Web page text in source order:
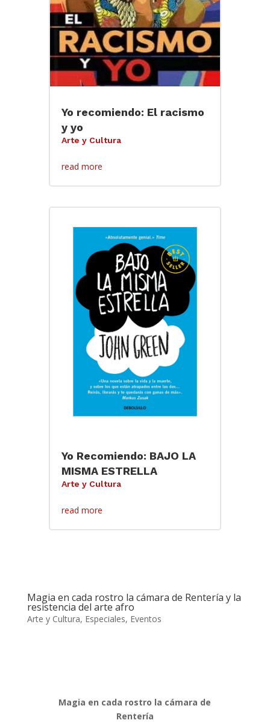
Yo recomiendo: El racismo
y yo
Arte y Cultura
read more
Yo Recomiendo: BAJO LA
MISMA ESTRELLA
Arte y Cultura
read more
Magia en cada rostro la cámara de Rentería y la
resistencia del arte afro
Arte y Cultura, Especiales, Eventos
Magia en cada rostro la cámara de
Rentería